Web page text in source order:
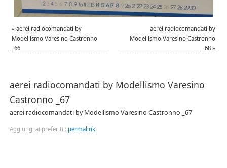
« aerei radiocomandati by
Modellismo Varesino Castronno
_66
aerei radiocomandati by
Modellismo Varesino Castronno
_68 »
aerei radiocomandati by Modellismo Varesino
Castronno _67
aerei radiocomandati by Modellismo Varesino Castronno _67
Aggiungi ai preferiti : permalink.